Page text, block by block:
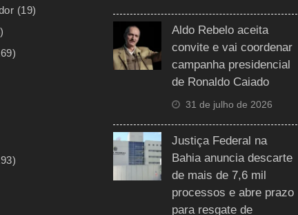
(19)
Aldo Rebelo aceita
convite e vai coordenar
campanha presidencial
de Ronaldo Caiado
31 de julho de 2026
Justiça Federal na
Bahia anuncia descarte
de mais de 7,6 mil
processos e abre prazo
para resgate de